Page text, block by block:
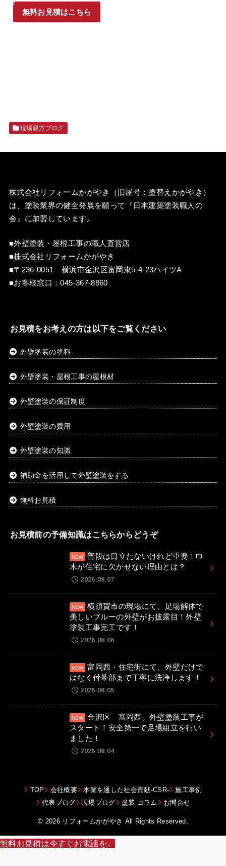
無料お見積はこちら
現場親方ブログ
株式会社リフォームかがやき（旧屋号：塗替えかがやき）
は、塗装業界の健全発展を願って『 日本建築塗装職人の
会 』に加盟しています。
■外壁塗装・屋根工事の職人直営店
■株式会社リフォームかがやき
■〒236-0051 横浜市金沢区富岡東5-4-23ハイツA
■お客様窓口：045-367-8860
お見積をお考えの方は以下をご覧ください
外壁塗装の塗料
外壁塗装・屋根工事の屋根材
外壁塗装の保証制度
外壁塗装の費用
外壁塗装の知識
補助金を活用して外壁塗装をする
無料お見積
お見積前の予備知識はこちらからどうぞ
普段は目立たないけれど重要！巾
木が住宅に欠かせない理由とは？
2026.08.07
横須賀市の現場にて、足場解体で
美しいブルーの外壁がお披露目！外壁
塗装工事完工です！
2026.08.06
富岡西・住宅街にて、外壁だけで
はなく付帯部まで丁寧に洗浄します！
2026.08.05
金沢区 富岡西、外壁塗装工事が
スタート！安全第一で足場組立を行い
ました！
2026.08.04
TOP 会社概要 本業を通した社会貢献-CSR-
施工事例
代表ブログ
現場ブログ 塗装-コラム お問合せ
© 2026 リフォームかがやき All Rights Reserved.
無料お見積は今すぐお電話を。